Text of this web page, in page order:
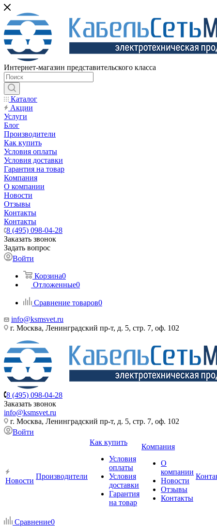
Интернет-магазин представительского класса
Каталог
Акции
Услуги
Блог
Производители
Как купить
Условия оплаты
Условия доставки
Гарантия на товар
Компания
О компании
Новости
Отзывы
Контакты
Контакты
8 (495) 098-04-28
Заказать звонок
Задать вопрос
Войти
Корзина0
Отложенные0
Сравнение товаров0
info@ksmsvet.ru
г. Москва, Ленинградский пр-т, д. 5, стр. 7, оф. 102
8 (495) 098-04-28
Заказать звонок
info@ksmsvet.ru
г. Москва, Ленинградский пр-т, д. 5, стр. 7, оф. 102
Войти
Новости
Производители
Как купить
Условия
оплаты
Условия
доставки
Гарантия
на товар
Компания
О
компании
Новости
Отзывы
Контакты
Сравнение0